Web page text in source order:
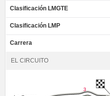
Clasificación LMGTE
Clasificación LMP
Carrera
EL CIRCUITO